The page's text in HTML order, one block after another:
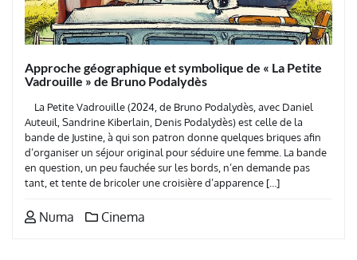
Approche géographique et symbolique de « La Petite
Vadrouille » de Bruno Podalydès
La Petite Vadrouille (2024, de Bruno Podalydès, avec Daniel
Auteuil, Sandrine Kiberlain, Denis Podalydès) est celle de la
bande de Justine, à qui son patron donne quelques briques afin
d’organiser un séjour original pour séduire une femme. La bande
en question, un peu fauchée sur les bords, n’en demande pas
tant, et tente de bricoler une croisière d’apparence […]
Numa Cinema